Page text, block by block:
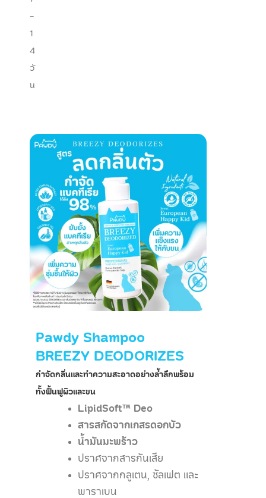
-
1
4
วั
น
Pawdy Shampoo
BREEZY DEODORIZES
กำจัดกลิ่นและทำความสะอาดอย่างล้ำลึกพร้อม
ทั้งฟื้นฟูผิวและขน
LipidSoft™ Deo
สารสกัดจากเกสรดอกบัว
น้ำมันมะพร้าว
ปราศจากสารกันเสีย
ปราศจากกลูเตน, ซัลเฟต และ
พาราเบน